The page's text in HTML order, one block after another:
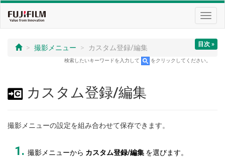
目次 »
撮影メニュー カスタム登録/編集
検索したいキーワードを入力して をクリックしてください。
カスタム登録/編集
撮影メニューの設定を組み合わせて保存できます。
撮影メニューから カスタム登録/編集 を選びます。